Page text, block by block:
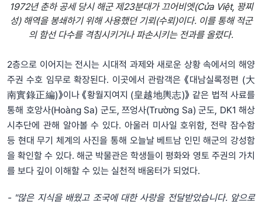
1972년 춘하 공세 당시 해군 제23분대가 끄어비엣(Cửa Việt, 꽝찌
성) 해역을 봉쇄하기 위해 사용했던 기뢰(수뢰)이다. 이를 통해 적군
의 함선 다수를 격침시키거나 파손시키는 전과를 올렸다.
2층으로 이어지는 전시는 시대적 과제와 새로운 상황 속에서의 해양
주권 수호 임무로 확장된다. 이곳에서 관람객은 《대남실록정편 (大
南實錄正編)》이나 《황월지여지 (皇越地輿志)》 같은 법적 사료를
통해 호앙사(Hoàng Sa) 군도, 쯔엉사(Trường Sa) 군도, DK1 해상
시추단에 관해 알아볼 수 있다. 아울러 미사일 호위함, 전략 잠수함
등 현대 무기 체계의 사진을 통해 오늘날 베트남 인민 해군의 강성함
을 확인할 수 있다. 해군 박물관은 학생들이 평화와 영토 주권의 가치
를 보다 깊이 이해할 수 있는 실천적 배움터가 되었다.
- "많은 지식을 배웠고 조국에 대한 사랑을 전달받았습니다. 앞으로